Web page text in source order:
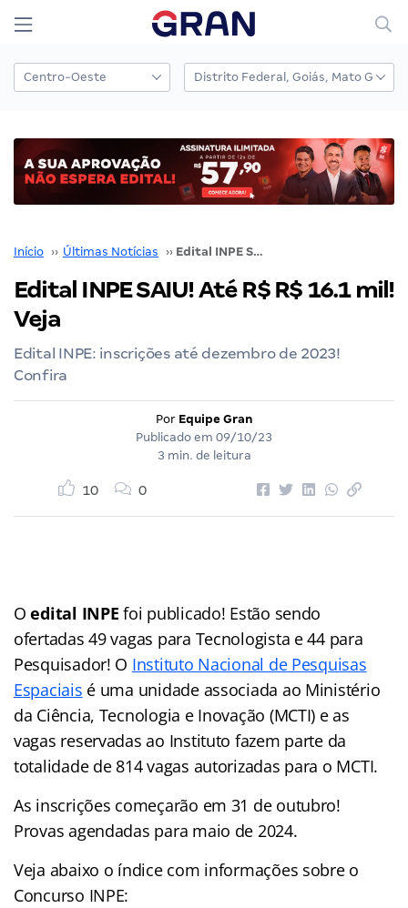
Início ›› Últimas Notícias ›› Edital INPE SAIU! Até R$ R$ 16.1 mil! Veja
Edital INPE SAIU! Até R$ R$ 16.1 mil!
Veja
Edital INPE: inscrições até dezembro de 2023!
Confira
Por Equipe Gran
Publicado em 09/10/23
3 min. de leitura
10 0
Oedital INPE foi publicado! Estão sendo
ofertadas 49 vagas para Tecnologista e 44 para
Pesquisador! O Instituto Nacional de Pesquisas
Espaciais é uma unidade associada ao Ministério
da Ciência, Tecnologia e Inovação (MCTI) e as
vagas reservadas ao Instituto fazem parte da
totalidade de 814 vagas autorizadas para o MCTI.
As inscrições começarão em 31 de outubro!
Provas agendadas para maio de 2024.
Veja abaixo o índicecom informações sobre o
Concurso INPE: